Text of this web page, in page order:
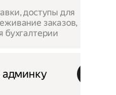
доступы для
заказов,
бухгалтерии